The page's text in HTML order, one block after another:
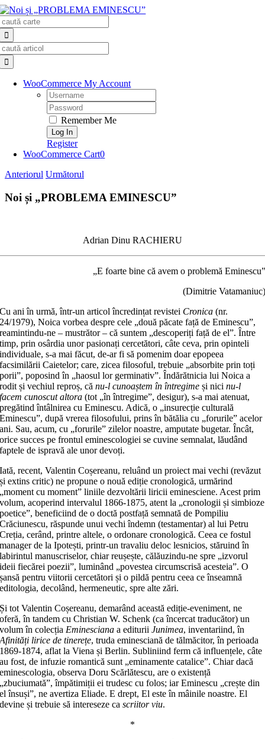
Skip
to
content
WooCommerce My Account
Username:
Password:
Remember Me
Register
WooCommerce Cart0
Anteriorul Următorul
Noi și „PROBLEMA EMINESCU”
Adrian Dinu RACHIERU
„E foarte bine că avem o problemă Eminescu”
(Dimitrie Vatamaniuc)
Cu ani în urmă, într-un articol încredințat revistei Cronica (nr.
24/1979), Noica vorbea despre cele „două păcate față de Eminescu”,
reamintindu-ne – mustrător – că suntem „descoperiți față de el”. Între
timp, prin osârdia unor pasionați cercetători, câte ceva, prin opinteli
individuale, s-a mai făcut, de-ar fi să pomenim doar epopeea
facsimilării Caietelor; care, zicea filosoful, trebuie „absorbite prin toți
porii”, poposind în „haosul lor germinativ”. Îndărătnicia lui Noica a
rodit și vechiul reproș, cănu-l cunoaștem în întregime și nicinu-l
facem cunoscut altora (tot „în întregime”, desigur), s-a mai atenuat,
pregătind întâlnirea cu Eminescu. Adică, o „insurecție culturală
Eminescu”, după vrerea filosofului, prins în bătălia cu „forurile” acelor
ani. Sau, acum, cu „forurile” zilelor noastre, amputate bugetar. Încât,
orice succes pe frontul eminescologiei se cuvine semnalat, lăudând
faptele de ispravă ale unor devoți.
Iată, recent, Valentin Coșereanu, reluând un proiect mai vechi (revăzut
și extins critic) ne propune o nouă ediție cronologică, urmărind
„moment cu moment” liniile dezvoltării liricii eminesciene. Acest prim
volum, acoperind intervalul 1866-1875, atent la „cronologii și simbioze
poetice”, beneficiind de o doctă postfață semnată de Pompiliu
Crăciunescu, răspunde unui vechi îndemn (testamentar) al lui Petru
Creția, cerând, printre altele, o ordonare cronologică. Ceea ce fostul
manager de la Ipotești, printr-un travaliu deloc lesnicios, stăruind în
labirintul manuscriselor, chiar reușește, călăuzindu-ne spre „izvorul
ideii fiecărei poezii”, luminând „povestea circumscrisă acesteia”. O
șansă pentru viitorii cercetători și o pildă pentru ceea ce înseamnă
editologia, decolând, hermeneutic, spre alte zări.
Și tot Valentin Coșereanu, demarând această ediție-eveniment, ne
oferă, în tandem cu Christian W. Schenk (ca încercat traducător) un
volum în colecțiaEminesciana a edituriiJunimea, inventariind, în
Afinități lirice de tinerețe, truda eminesciană de tălmăcitor, în perioada
1869-1874, aflat la Viena și Berlin. Subliniind ferm că influențele, câte
au fost, de infuzie romantică sunt „eminamente catalice”. Chiar dacă
eminescologia, observa Doru Scărlătescu, are o existență
„zbuciumată”, împătimiții ei trudesc cu folos; iar Eminescu „crește din
el însuși”, ne avertiza Eliade. E drept, El este în mâinile noastre. El
devine și trebuie să intereseze cascriitor viu.
*